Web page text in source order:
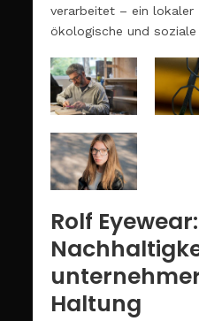
verarbeitet – ein lokaler
ökologische und
Rolf Eyewear:
Haltung